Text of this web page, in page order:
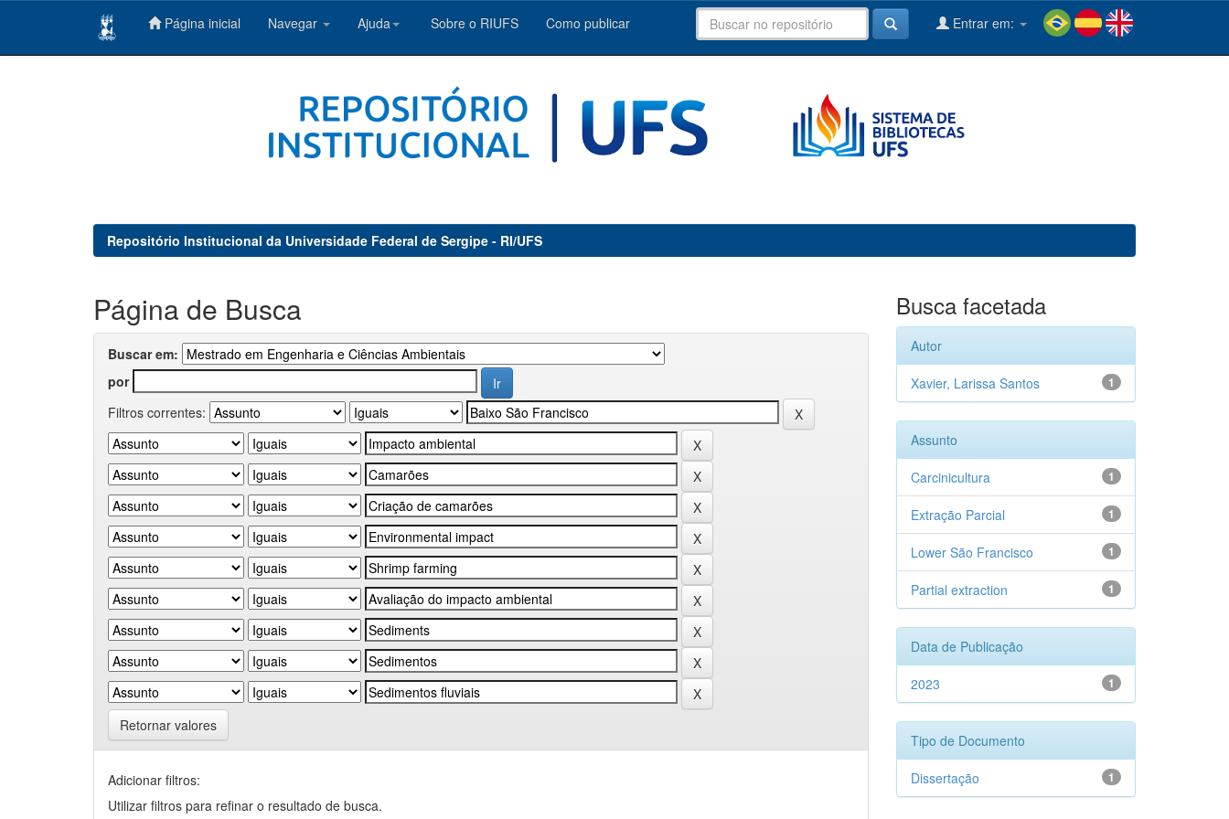
Página inicial Navegar Ajuda Sobre o RIUFS Como publicar Entrar em:
Repositório Institucional da Universidade Federal de Sergipe - RI/UFS
Página de Busca
Buscar em:
por
Filtros correntes:
Retornar valores
Adicionar filtros:
Utilizar filtros para refinar o resultado de busca.
Busca facetada
Autor
1
Xavier, Larissa Santos
Assunto
1
Carcinicultura
1
Extração Parcial
1
Lower São Francisco
1
Partial extraction
Data de Publicação
1
2023
Tipo de Documento
1
Dissertação